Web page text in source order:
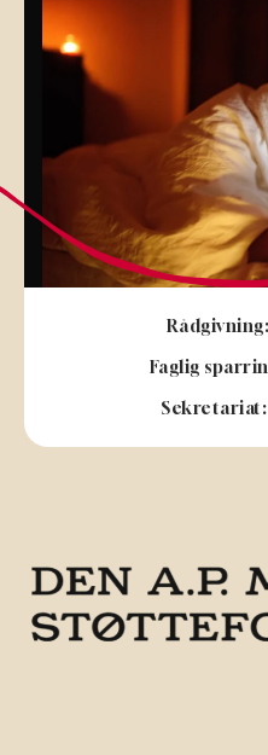
Rådgivning:
Faglig
Sekretariat: